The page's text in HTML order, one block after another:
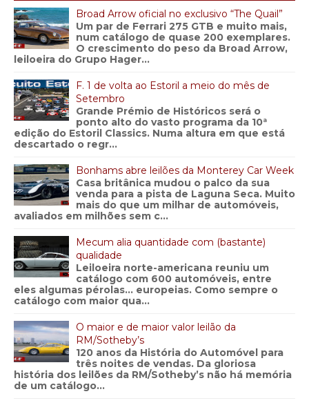
Broad Arrow oficial no exclusivo “The Quail”
Um par de Ferrari 275 GTB e muito mais,
num catálogo de quase 200 exemplares.
O crescimento do peso da Broad Arrow,
leiloeira do Grupo Hager...
F. 1 de volta ao Estoril a meio do mês de
Setembro
Grande Prémio de Históricos será o
ponto alto do vasto programa da 10ª
edição do Estoril Classics. Numa altura em que está
descartado o regr...
Bonhams abre leilões da Monterey Car Week
Casa britânica mudou o palco da sua
venda para a pista de Laguna Seca. Muito
mais do que um milhar de automóveis,
avaliados em milhões sem c...
Mecum alia quantidade com (bastante)
qualidade
Leiloeira norte-americana reuniu um
catálogo com 600 automóveis, entre
eles algumas pérolas… europeias. Como sempre o
catálogo com maior qua...
O maior e de maior valor leilão da
RM/Sotheby’s
120 anos da História do Automóvel para
três noites de vendas. Da gloriosa
história dos leilões da RM/Sotheby’s não há memória
de um catálogo...